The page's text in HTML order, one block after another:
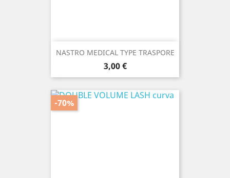
NASTRO MEDICAL TYPE TRASPORE
Prezzo
3,00 €
-70%